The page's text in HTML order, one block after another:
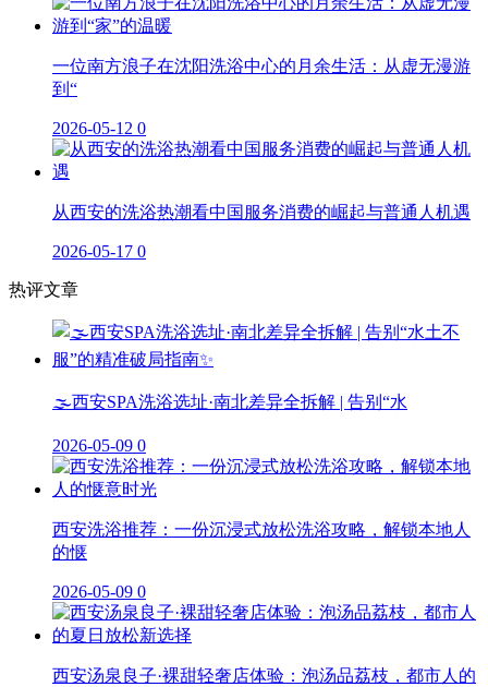
一位南方浪子在沈阳洗浴中心的月余生活：从虚无漫游
到“
2026-05-12 0
从西安的洗浴热潮看中国服务消费的崛起与普通人机遇
2026-05-17 0
热评文章
🌫️西安SPA洗浴选址·南北差异全拆解 | 告别“水
2026-05-09 0
西安洗浴推荐：一份沉浸式放松洗浴攻略，解锁本地人
的惬
2026-05-09 0
西安汤泉良子·裸甜轻奢店体验：泡汤品荔枝，都市人的